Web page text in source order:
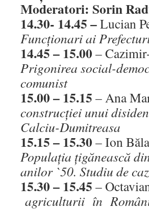
Moderatori: Sorin
14.30- 14.45 –Lucian
Funcţionari ai
14.45 – 15.00 –
Prigonirea social-
comunist
15.00 – 15.15 – Ana
construcţiei unui
Calciu-Dumitreasa
15.15 – 15.30 – Ion
Populaţia ţigănească
anilor `50. Studiu de caz
15.30 – 15.45 –
agriculturii în